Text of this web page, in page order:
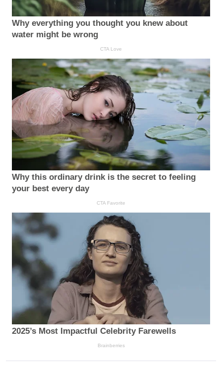
Why everything you thought you knew about
water might be wrong
CTA Love
Why this ordinary drink is the secret to feeling
your best every day
CTA Favorite
2025’s Most Impactful Celebrity Farewells
Brainberries